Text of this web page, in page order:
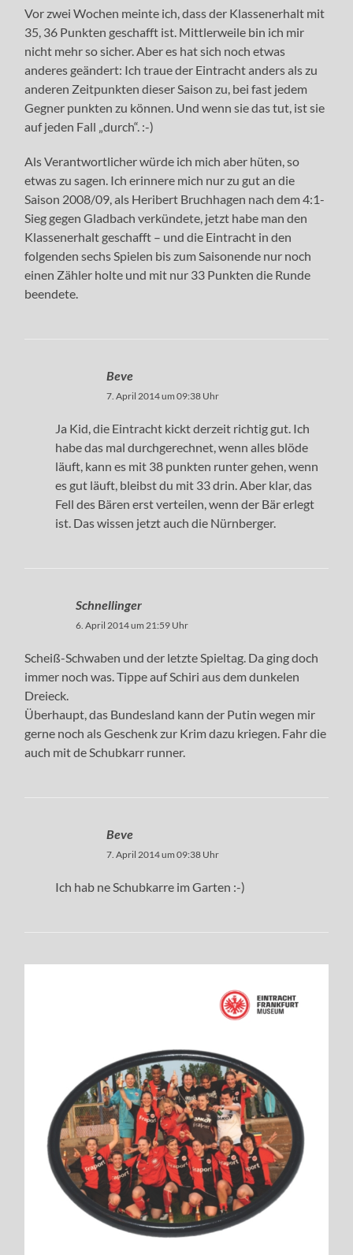
Vor zwei Wochen meinte ich, dass der Klassenerhalt mit
35, 36 Punkten geschafft ist. Mittlerweile bin ich mir
nicht mehr so sicher. Aber es hat sich noch etwas
anderes geändert: Ich traue der Eintracht anders als zu
anderen Zeitpunkten dieser Saison zu, bei fast jedem
Gegner punkten zu können. Und wenn sie das tut, ist sie
auf jeden Fall „durch“. :-)
Als Verantwortlicher würde ich mich aber hüten, so
etwas zu sagen. Ich erinnere mich nur zu gut an die
Saison 2008/09, als Heribert Bruchhagen nach dem 4:1-
Sieg gegen Gladbach verkündete, jetzt habe man den
Klassenerhalt geschafft – und die Eintracht in den
folgenden sechs Spielen bis zum Saisonende nur noch
einen Zähler holte und mit nur 33 Punkten die Runde
beendete.
Beve
7. April 2014 um 09:38 Uhr
Ja Kid, die Eintracht kickt derzeit richtig gut. Ich
habe das mal durchgerechnet, wenn alles blöde
läuft, kann es mit 38 punkten runter gehen, wenn
es gut läuft, bleibst du mit 33 drin. Aber klar, das
Fell des Bären erst verteilen, wenn der Bär erlegt
ist. Das wissen jetzt auch die Nürnberger.
Schnellinger
6. April 2014 um 21:59 Uhr
Scheiß-Schwaben und der letzte Spieltag. Da ging doch
immer noch was. Tippe auf Schiri aus dem dunkelen
Dreieck.
Überhaupt, das Bundesland kann der Putin wegen mir
gerne noch als Geschenk zur Krim dazu kriegen. Fahr die
auch mit de Schubkarr runner.
Beve
7. April 2014 um 09:38 Uhr
Ich hab ne Schubkarre im Garten :-)